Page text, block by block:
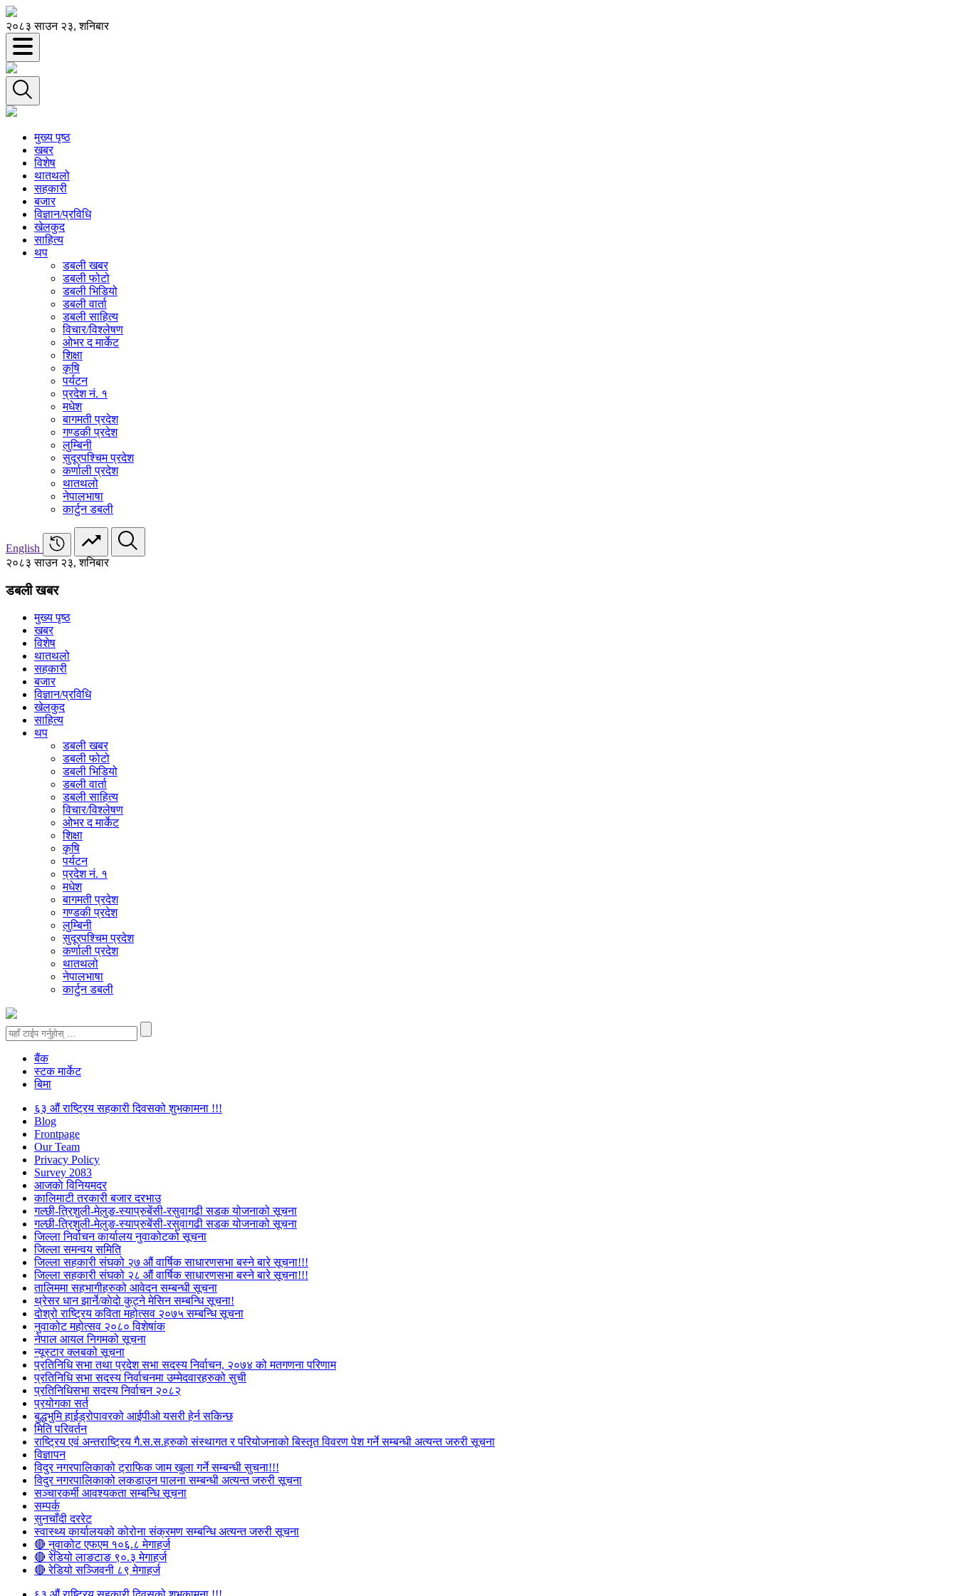
२०८३ साउन २३, शनिबार
मुख्य पृष्ठ
खबर
विशेष
थातथलो
सहकारी
बजार
विज्ञान/प्रविधि
खेलकुद
साहित्य
थप
डबली खबर
डबली फोटो
डबली भिडियो
डबली वार्ता
डबली साहित्य
विचार/विश्‍लेषण
ओभर द मार्केट
शिक्षा
कृषि
पर्यटन
प्रदेश नं. १
मधेश
बागमती प्रदेश
गण्डकी प्रदेश
लुम्बिनी
सुदूरपश्चिम प्रदेश
कर्णाली प्रदेश
थातथलो
नेपालभाषा
कार्टुन डबली
English
२०८३ साउन २३, शनिबार
डबली खबर
मुख्य पृष्ठ
खबर
विशेष
थातथलो
सहकारी
बजार
विज्ञान/प्रविधि
खेलकुद
साहित्य
थप
डबली खबर
डबली फोटो
डबली भिडियो
डबली वार्ता
डबली साहित्य
विचार/विश्‍लेषण
ओभर द मार्केट
शिक्षा
कृषि
पर्यटन
प्रदेश नं. १
मधेश
बागमती प्रदेश
गण्डकी प्रदेश
लुम्बिनी
सुदूरपश्चिम प्रदेश
कर्णाली प्रदेश
थातथलो
नेपालभाषा
कार्टुन डबली
बैंक
स्टक मार्केट
बिमा
६३ औं राष्ट्रिय सहकारी दिवसको शुभकामना !!!
Blog
Frontpage
Our Team
Privacy Policy
Survey 2083
आजकाे विनियमदर
कालिमाटी तरकारी बजार दरभाउ
गल्छी-त्रिशुली-मेलुङ-स्याप्रुबेंसी-रसुवागढी सडक योजनाको सूचना
गल्छी-त्रिशुली-मेलुङ-स्याप्रुबेंसी-रसुवागढी सडक योजनाको सूचना
जिल्ला निर्वाचन कार्यालय नुवाकोटको सूचना
जिल्ला समन्वय समिति
जिल्ला सहकारी संघको २७ औं वार्षिक साधारणसभा बस्ने बारे सूचना!!!
जिल्ला सहकारी संघको २८ औं वार्षिक साधारणसभा बस्ने बारे सूचना!!!
तालिममा सहभागीहरुको आवेदन सम्बन्धी सूचना
थ्रेसर धान झार्ने/काेदाे कुट्ने मेसिन सम्बन्धि सूचना!
दोश्रो राष्ट्रिय कविता महोत्सव २०७५ सम्बन्धि सूचना
नुवाकोट महोत्सव २०८० विशेषांक
नेपाल आयल निगमको सूचना
न्यूस्टार क्लबको सूचना
प्रतिनिधि सभा तथा प्रदेश सभा सदस्य निर्वाचन, २०७४ को मतगणना परिणाम
प्रतिनिधि सभा सदस्य निर्वाचनमा उम्मेदवारहरुको सुची
प्रतिनिधिसभा सदस्य निर्वाचन २०८२
प्रयोगका सर्त
बुद्धभुमि हाईड्रोपावरको आईपीओ यसरी हेर्न सकिन्छ
मिति परिवर्तन
राष्ट्रिय एवं अन्तराष्ट्रिय गै.स.स.हरुको संस्थागत र परियोजनाको बिस्तृत विवरण पेश गर्ने सम्बन्धी अत्यन्त जरुरी सूचना
विज्ञापन
विदुर नगरपालिकाको ट्राफिक जाम खुला गर्ने सम्बन्धी सुचना!!!
विदुर नगरपालिकाको लकडाउन पालना सम्बन्धी अत्यन्त जरुरी सूचना
सञ्चारकर्मी आवश्यकता सम्बन्धि सूचना
सम्पर्क
सुनचाँदी दररेट
स्वास्थ्य कार्यालयको कोरोना संक्रमण सम्बन्धि अत्यन्त जरुरी सूचना
🔴 नुवाकोट एफएम १०६.८ मेगाहर्ज
🔴 रेडियो लाङटाङ ९०.३ मेगाहर्ज
🔴 रेडियो सञ्जिवनी ८९ मेगाहर्ज